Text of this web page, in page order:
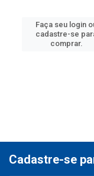
Faça seu login
cadastre-se
comprar.
Cadastre-se